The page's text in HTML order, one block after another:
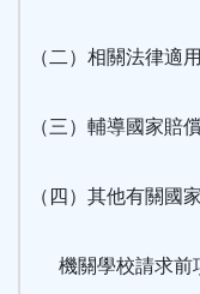
（二）相關法律適
（三）輔導國家賠
（四）其他有關國
機關學校請求前